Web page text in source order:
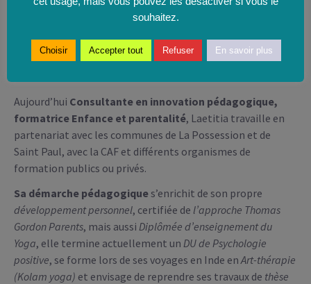
Cet engagement associatif est dans sa vision indissociable
depuis une dizaine d’années dans le champ de laformation
continueauprès de professionnels de la petite enfance et
Aujourd’hui Consultante en innovation pédagogique,
formatrice Enfance et parentalité, Laetitia travaille en
partenariat avec les communes de La Possession et de
Saint Paul, avec la CAF et différents organismes de
formation publics ou privés.
Sa démarche pédagogiques’enrichit de son propre
développement personnel, certifiée de l’approche Thomas
Gordon Parents, mais aussi Diplômée d’enseignement du
Yoga, elle termine actuellement un DU de Psychologie
positive, se forme lors de ses voyages en Inde en Art-thérapie
(Kolam yoga) et envisage de reprendre ses travaux de thèse
souhaitez.
Choisir Accepter tout Refuser En savoir plus